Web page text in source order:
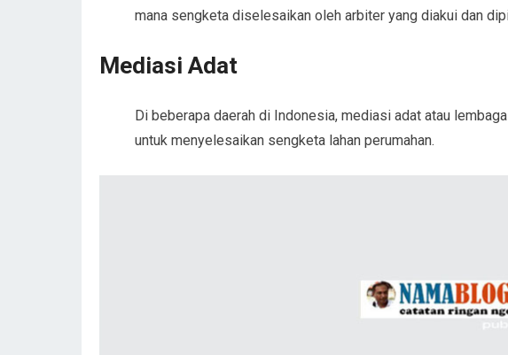
mana sengketa diselesaikan oleh arbiter yang diakui dan
Mediasi Adat
Di beberapa daerah di Indonesia, mediasi adat atau
untuk menyelesaikan sengketa lahan perumahan.